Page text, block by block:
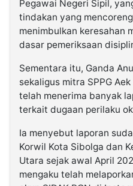
Pegawai Negeri Sipil,
tindakan yang
menimbulkan keresahan
dasar pemeriksaan
Sementara itu, Ganda
sekaligus mitra SPPG
telah menerima banyak
terkait dugaan perilaku
Ia menyebut laporan
Korwil Kota Sibolga dan
Utara sejak awal April
mengaku telah